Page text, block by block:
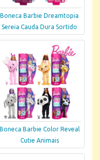
Boneca Barbie Dreamtopia
Sereia Cauda Dura Sortido
Boneca Barbie Color Reveal
Cutie Animais